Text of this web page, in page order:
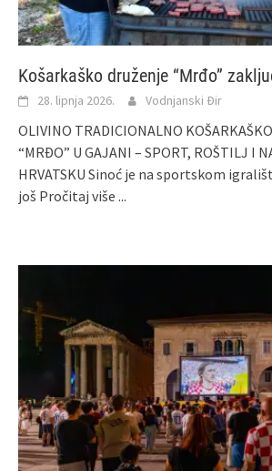
Košarkaško druženje “Mrđo”
28. lipnja 2026. Vodnjanski Đir
OLIVINO TRADICIONALNO
“MRĐO” U GAJANI – SPORT, ROŠTILJ I
HRVATSKU Sinoć je na sportskom
još Pročitaj više ...